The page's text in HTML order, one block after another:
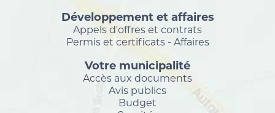
Développement et affaires
Appels d'offres et contrats
Permis et certificats - Affaires
Votre municipalité
Accès aux documents
Avis publics
Budget